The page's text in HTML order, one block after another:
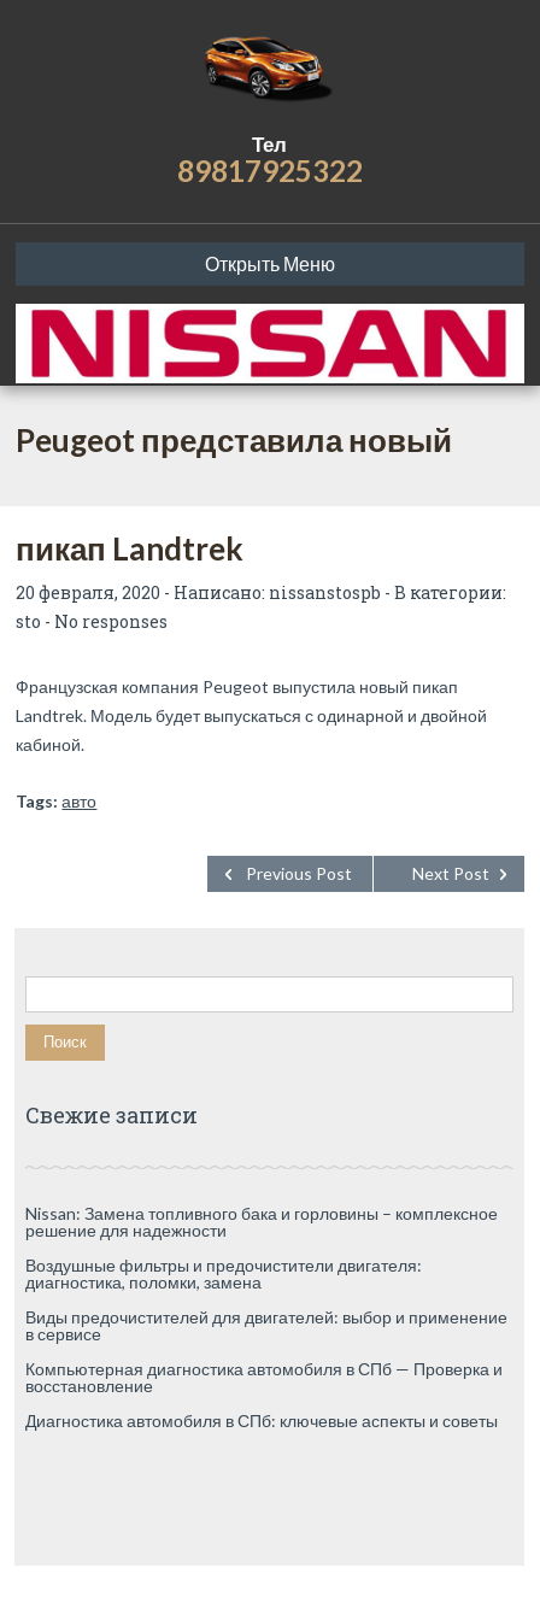
Тел
89817925322
Открыть Меню
Peugeot представила новый
пикап Landtrek
20 февраля, 2020 - Написано: nissanstospb - В категории:
sto - No responses
Французская компания Peugeot выпустила новый пикап
Landtrek. Модель будет выпускаться с одинарной и двойной
кабиной.
Tags: авто
Next Post
Previous Post
Найти:
Свежие записи
Nissan: Замена топливного бака и горловины – комплексное
решение для надежности
Воздушные фильтры и предочистители двигателя:
диагностика, поломки, замена
Виды предочистителей для двигателей: выбор и применение
в сервисе
Компьютерная диагностика автомобиля в СПб — Проверка и
восстановление
Диагностика автомобиля в СПб: ключевые аспекты и советы